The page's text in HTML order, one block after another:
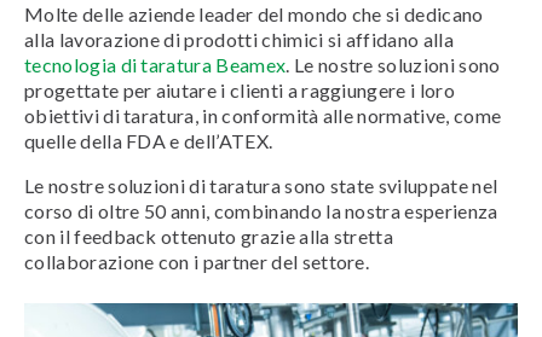
Molte delle aziende leader del mondo che si dedicano
alla lavorazione di prodotti chimici si affidano alla
tecnologia di taratura Beamex . Le nostre soluzioni sono
progettate per aiutare i clienti a raggiungere i loro
obiettivi di taratura, in conformità alle normative, come
quelle della FDA e dell’ATEX.
Le nostre soluzioni di taratura sono state sviluppate nel
corso di oltre 50 anni, combinando la nostra esperienza
con il feedback ottenuto grazie alla stretta
collaborazione con i partner del settore.